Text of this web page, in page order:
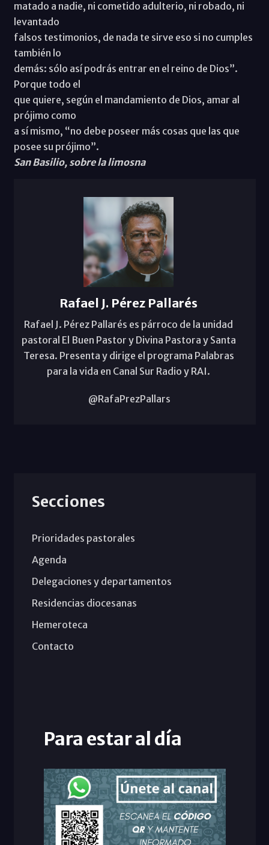
matado a nadie, ni cometido adulterio, ni robado, ni
levantado
falsos testimonios, de nada te sirve eso si no cumples
también lo
demás: sólo así podrás entrar en el reino de Dios”.
Porque todo el
que quiere, según el mandamiento de Dios, amar al
prójimo como
a sí mismo, “no debe poseer más cosas que las que
posee su prójimo”.
San Basilio, sobre la limosna
Rafael J. Pérez Pallarés
Rafael J. Pérez Pallarés es párroco de la unidad
pastoral El Buen Pastor y Divina Pastora y Santa
Teresa. Presenta y dirige el programa Palabras
para la vida en Canal Sur Radio y RAI.
@RafaPrezPallars
Secciones
Prioridades pastorales
Agenda
Delegaciones y departamentos
Residencias diocesanas
Hemeroteca
Contacto
Para estar al día